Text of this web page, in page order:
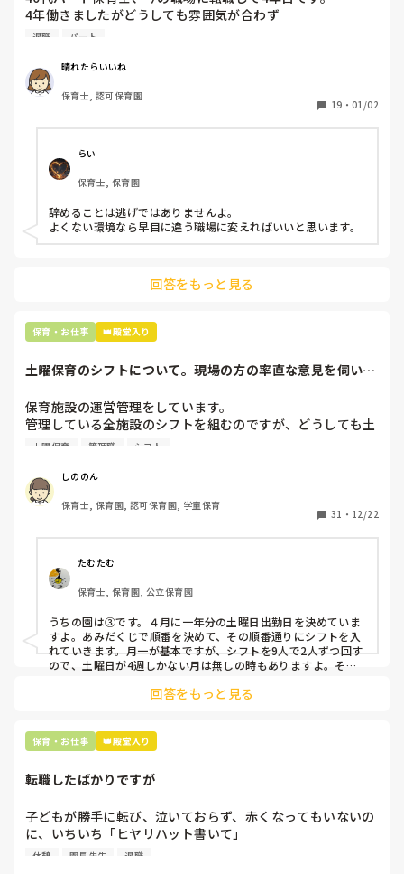
皆さんの園では、保育の進め方や園の雰囲気はどのような感
じでしょうか？
見を聞かせていただけると嬉しいです。
4年働きましたがどうしても雰囲気が合わず
退職しようと思っています。
周りの職員は、勤続10年以上から何十年という先生がほとん
どです。
保護者子どもの愚痴悪口が多く、
今で言う不適切保育も
仕方ないよね
もう何も言わずに
子どもの言いなりになればいいんだね
などいう意見で…
上の先生に相談することは難しそうです。
最後の職場にしようと思っていましたが
辞めることは逃げ、と、過去辞めた人も何年も言われ続けて
います
退職 パート
晴れたらいいね
保育士, 認可保育園
19 ・ 01/02
らい
保育士, 保育園
辞めることは逃げではありませんよ。
よくない環境なら早目に違う職場に変えればいいと思います。
回答をもっと見る
保育・お仕事 👑殿堂入り
土曜保育のシフトについて。現場の方の率直な意見を伺いた
保育施設の運営管理をしています。
管理している全施設のシフトを組むのですが、どうしても土
曜保育だけは入れる方が少なく、いつも苦労しています。
て入職しているはずですが、いざ勤務が始まると一日も土曜
出勤が出来ない方ばかりです。
①土曜日の希望休は2日まで、と制限をかける
②毎月、必ず土曜保育に入ることのできる日を1日だけピッ
クアップしてもらう
③仮シフトが出た時、土曜出勤が難しければ自身で代わりの
人を交渉して見つけてもらう
上記のいずれかの対策を取り入れることを考えています。
土曜保育 管理職 シフト
しののん
保育士, 保育園, 認可保育園, 学童保育
31 ・ 12/22
たむたむ
保育士, 保育園, 公立保育園
うちの園は③です。４月に一年分の土曜日出勤日を決めていま
すよ。あみだくじで順番を決めて、その順番通りにシフトを入
れていきます。月一が基本ですが、シフトを9人で2人ずつ回す
ので、土曜日が4週しかない月は無しの時もありますよ。その
て貰い、主任に報告してます。
回答をもっと見る
保育・お仕事 👑殿堂入り
転職したばかりですが
子どもが勝手に転び、泣いておらず、赤くなってもいないの
に、いちいち「ヒヤリハット書いて」
と書かされ
休憩 園長先生 退職